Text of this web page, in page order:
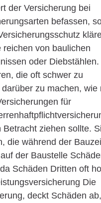
der Versicherung bei
befassen,
von baulichen
oder
die oft schwer zu
zu machen, wie
für
ziehen sollte.
die während der
der Baustelle
Schäden Dritten oft
Die
deckt Schäden